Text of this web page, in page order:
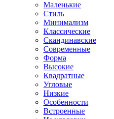
Маленькие
Стиль
Минимализм
Классические
Скандинавские
Современные
Форма
Высокие
Квадратные
Угловые
Низкие
Особенности
Встроенные